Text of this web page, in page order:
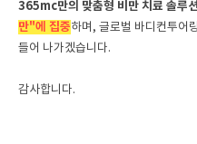
365mc만의 맞춤형 비만 치료 솔루션
만"에 집중하며, 글로벌 바디컨투어
들어 나가겠습니다.
감사합니다.